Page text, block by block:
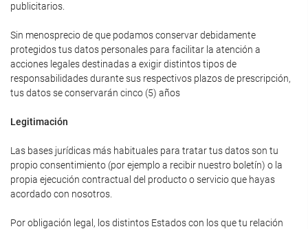
publicitarios.
Sin menosprecio de que podamos conservar debidamente
protegidos tus datos personales para facilitar la atención a
acciones legales destinadas a exigir distintos tipos de
responsabilidades durante sus respectivos plazos de prescripción,
tus datos se conservarán cinco (5) años
Legitimación
Las bases jurídicas más habituales para tratar tus datos son tu
propio consentimiento (por ejemplo a recibir nuestro boletín) o la
propia ejecución contractual del producto o servicio que hayas
acordado con nosotros.
Por obligación legal, los distintos Estados con los que tu relación